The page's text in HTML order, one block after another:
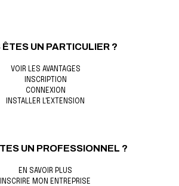
ÊTES UN PARTICULIER ?
VOIR LES AVANTAGES
INSCRIPTION
CONNEXION
INSTALLER L'EXTENSION
UN PROFESSIONNEL ?
EN SAVOIR PLUS
INSCRIRE MON ENTREPRISE